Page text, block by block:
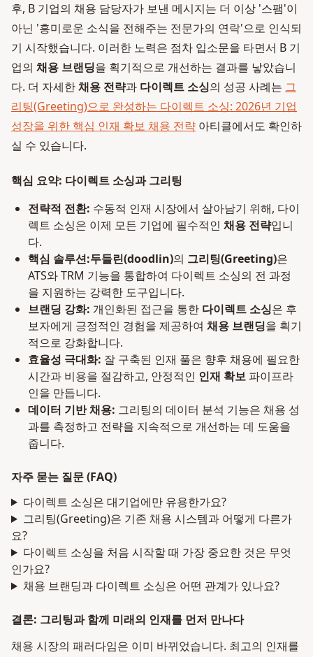
후, B 기업의 채용 담당자가 보낸 메시지는 더 이상 '스팸'이
아닌 '흥미로운 소식을 전해주는 전문가의 연락'으로 인식되
기 시작했습니다. 이러한 노력은 점차 입소문을 타면서 B 기
업의 채용 브랜딩을 획기적으로 개선하는 결과를 낳았습니
다. 더 자세한채용 전략과 다이렉트 소싱의 성공 사례는 그
리팅(Greeting)으로 완성하는 다이렉트 소싱: 2026년 기업
성장을 위한 핵심 인재 확보 채용 전략 아티클에서도 확인하
실 수 있습니다.
핵심 요약: 다이렉트 소싱과 그리팅
전략적 전환: 수동적 인재 시장에서 살아남기 위해, 다이
렉트 소싱은 이제 모든 기업에 필수적인 채용 전략입니
다.
핵심 솔루션:두들린(doodlin)의 그리팅(Greeting)은
ATS와 TRM 기능을 통합하여 다이렉트 소싱의 전 과정
을 지원하는 강력한 도구입니다.
브랜딩 강화: 개인화된 접근을 통한 다이렉트 소싱은 후
보자에게 긍정적인 경험을 제공하여 채용 브랜딩을 획기
적으로 강화합니다.
효율성 극대화: 잘 구축된 인재 풀은 향후 채용에 필요한
시간과 비용을 절감하고, 안정적인 인재 확보 파이프라
인을 만듭니다.
데이터 기반 채용: 그리팅의 데이터 분석 기능은 채용 성
과를 측정하고 전략을 지속적으로 개선하는 데 도움을
줍니다.
자주 묻는 질문 (FAQ)
다이렉트 소싱은 대기업에만 유용한가요?
그리팅(Greeting)은 기존 채용 시스템과 어떻게 다른가
요?
다이렉트 소싱을 처음 시작할 때 가장 중요한 것은 무엇
인가요?
채용 브랜딩과 다이렉트 소싱은 어떤 관계가 있나요?
결론: 그리팅과 함께 미래의 인재를 먼저 만나다
채용 시장의 패러다임은 이미 바뀌었습니다. 최고의 인재를